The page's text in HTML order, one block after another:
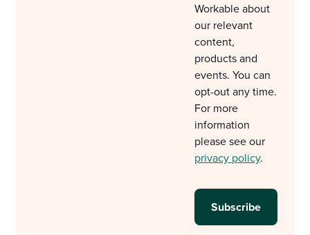
Workable about
our relevant
content,
products and
events. You can
opt-out any time.
For more
information
please see our
privacy policy.